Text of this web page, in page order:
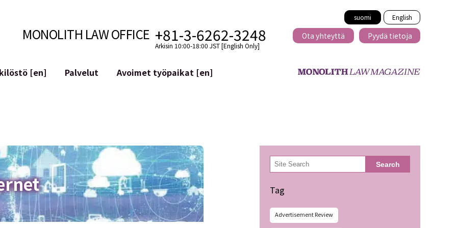
suomi English
MONOLITH LAW OFFICE +81-3-6262-3248
Arkisin 10:00-18:00 JST [English Only]
Ota yhteyttä Pyydä tietoja
[en]
Palvelut
ym.)
Maineen hallinta
Loukkaavan lausuman tunnistaminen
Avoimet työpaikat [en]
検
索 Search
Tag
Advertisement Review